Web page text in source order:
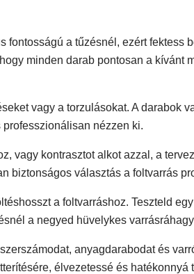
fontosságú a tűzésnél, ezért fektess
minden darab pontosan a kívánt
vagy a torzulásokat. A darabok
nézzen ki.
vagy kontrasztot alkot azzal, a
biztonságos választás a foltvarrás
a foltvarráshoz. Teszteld
a negyed hüvelykes
anyagdarabodat és
élvezetessé és hatékonnyá